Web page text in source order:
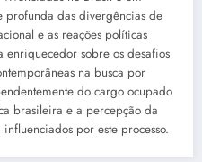
profunda das divergências de
e as reações políticas
sobre os desafios
na busca por
do cargo ocupado
brasileira e a percepção da
por este processo.